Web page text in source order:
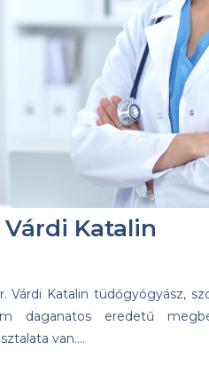
Várdi Katalin
Katalin tüdőgyógyász,
eredetű
van….